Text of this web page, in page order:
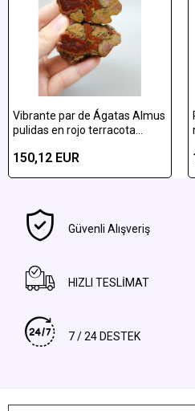
Vibrante par de Ágatas Almus
pulidas en rojo terracota
bandeadas
150,12 EUR
Güvenli Alışveriş
HIZLI TESLİMAT
7 / 24 DESTEK